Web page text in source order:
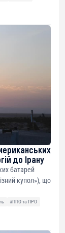
до Ірану
батарей
купол»), що
#ППО та ПРО